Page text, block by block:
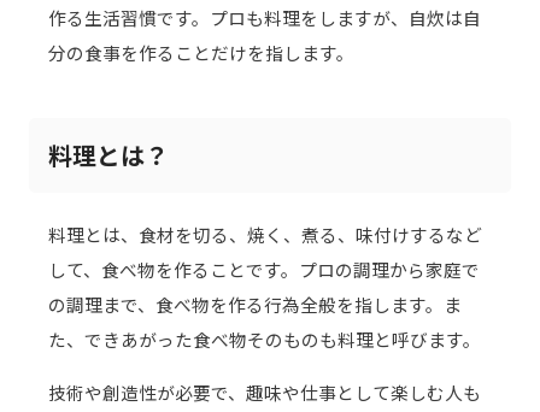
作る生活習慣です。プロも料理をしますが、自炊は自
分の食事を作ることだけを指します。
料理とは？
料理とは、食材を切る、焼く、煮る、味付けするなど
して、食べ物を作ることです。プロの調理から家庭で
の調理まで、食べ物を作る行為全般を指します。ま
た、できあがった食べ物そのものも料理と呼びます。
技術や創造性が必要で、趣味や仕事として楽しむ人も